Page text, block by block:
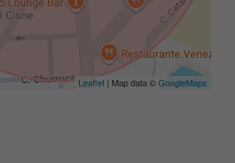
Leaflet | Map data ©GoogleMaps